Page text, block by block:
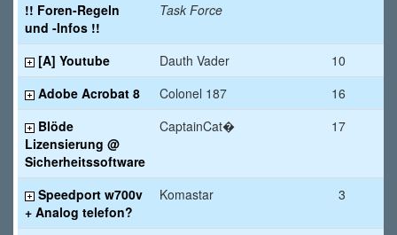
!! Foren-Regeln
und -Infos !!
Task Force
[A] Youtube Dauth Vader 10
Adobe Acrobat 8
Colonel 187 16
Blöde
Lizensierung @
Sicherheitssoftware
CaptainCat� 17
Speedport w700v
+ Analog telefon?
Komastar 3